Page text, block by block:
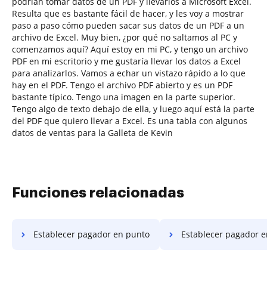
Resulta que es bastante fácil de hacer, y les voy a mostrar
paso a paso cómo pueden sacar sus datos de un PDF a un
archivo de Excel. Muy bien, ¿por qué no saltamos al PC y
comenzamos aquí? Aquí estoy en mi PC, y tengo un archivo
PDF en mi escritorio y me gustaría llevar los datos a Excel
para analizarlos. Vamos a echar un vistazo rápido a lo que
hay en el PDF. Tengo el archivo PDF abierto y es un PDF
bastante típico. Tengo una imagen en la parte superior.
Tengo algo de texto debajo de ella, y luego aquí está la parte
del PDF que quiero llevar a Excel. Es una tabla con algunos
datos de ventas para la Galleta de Kevin
Funciones relacionadas
Establecer pagador en punto Establecer pagador